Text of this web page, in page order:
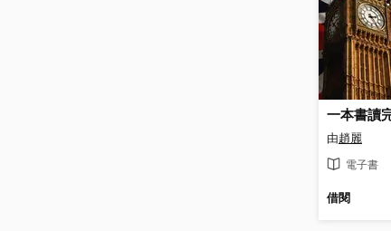
一本書讀
由趙麗
電子書
借閱